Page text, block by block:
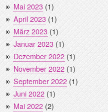
Mai 2023(1)
April 2023(1)
März 2023(1)
Januar 2023(1)
Dezember 2022(1)
November 2022(1)
September 2022(1)
Juni 2022(1)
Mai 2022(2)